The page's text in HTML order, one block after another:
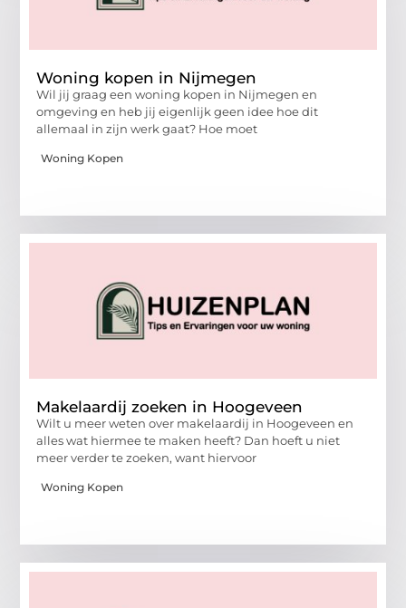
Woning kopen in Nijmegen
Wil jij graag een woning kopen in Nijmegen en
omgeving en heb jij eigenlijk geen idee hoe dit
allemaal in zijn werk gaat? Hoe moet
Woning Kopen
Makelaardij zoeken in Hoogeveen
Wilt u meer weten over makelaardij in Hoogeveen en
alles wat hiermee te maken heeft? Dan hoeft u niet
meer verder te zoeken, want hiervoor
Woning Kopen